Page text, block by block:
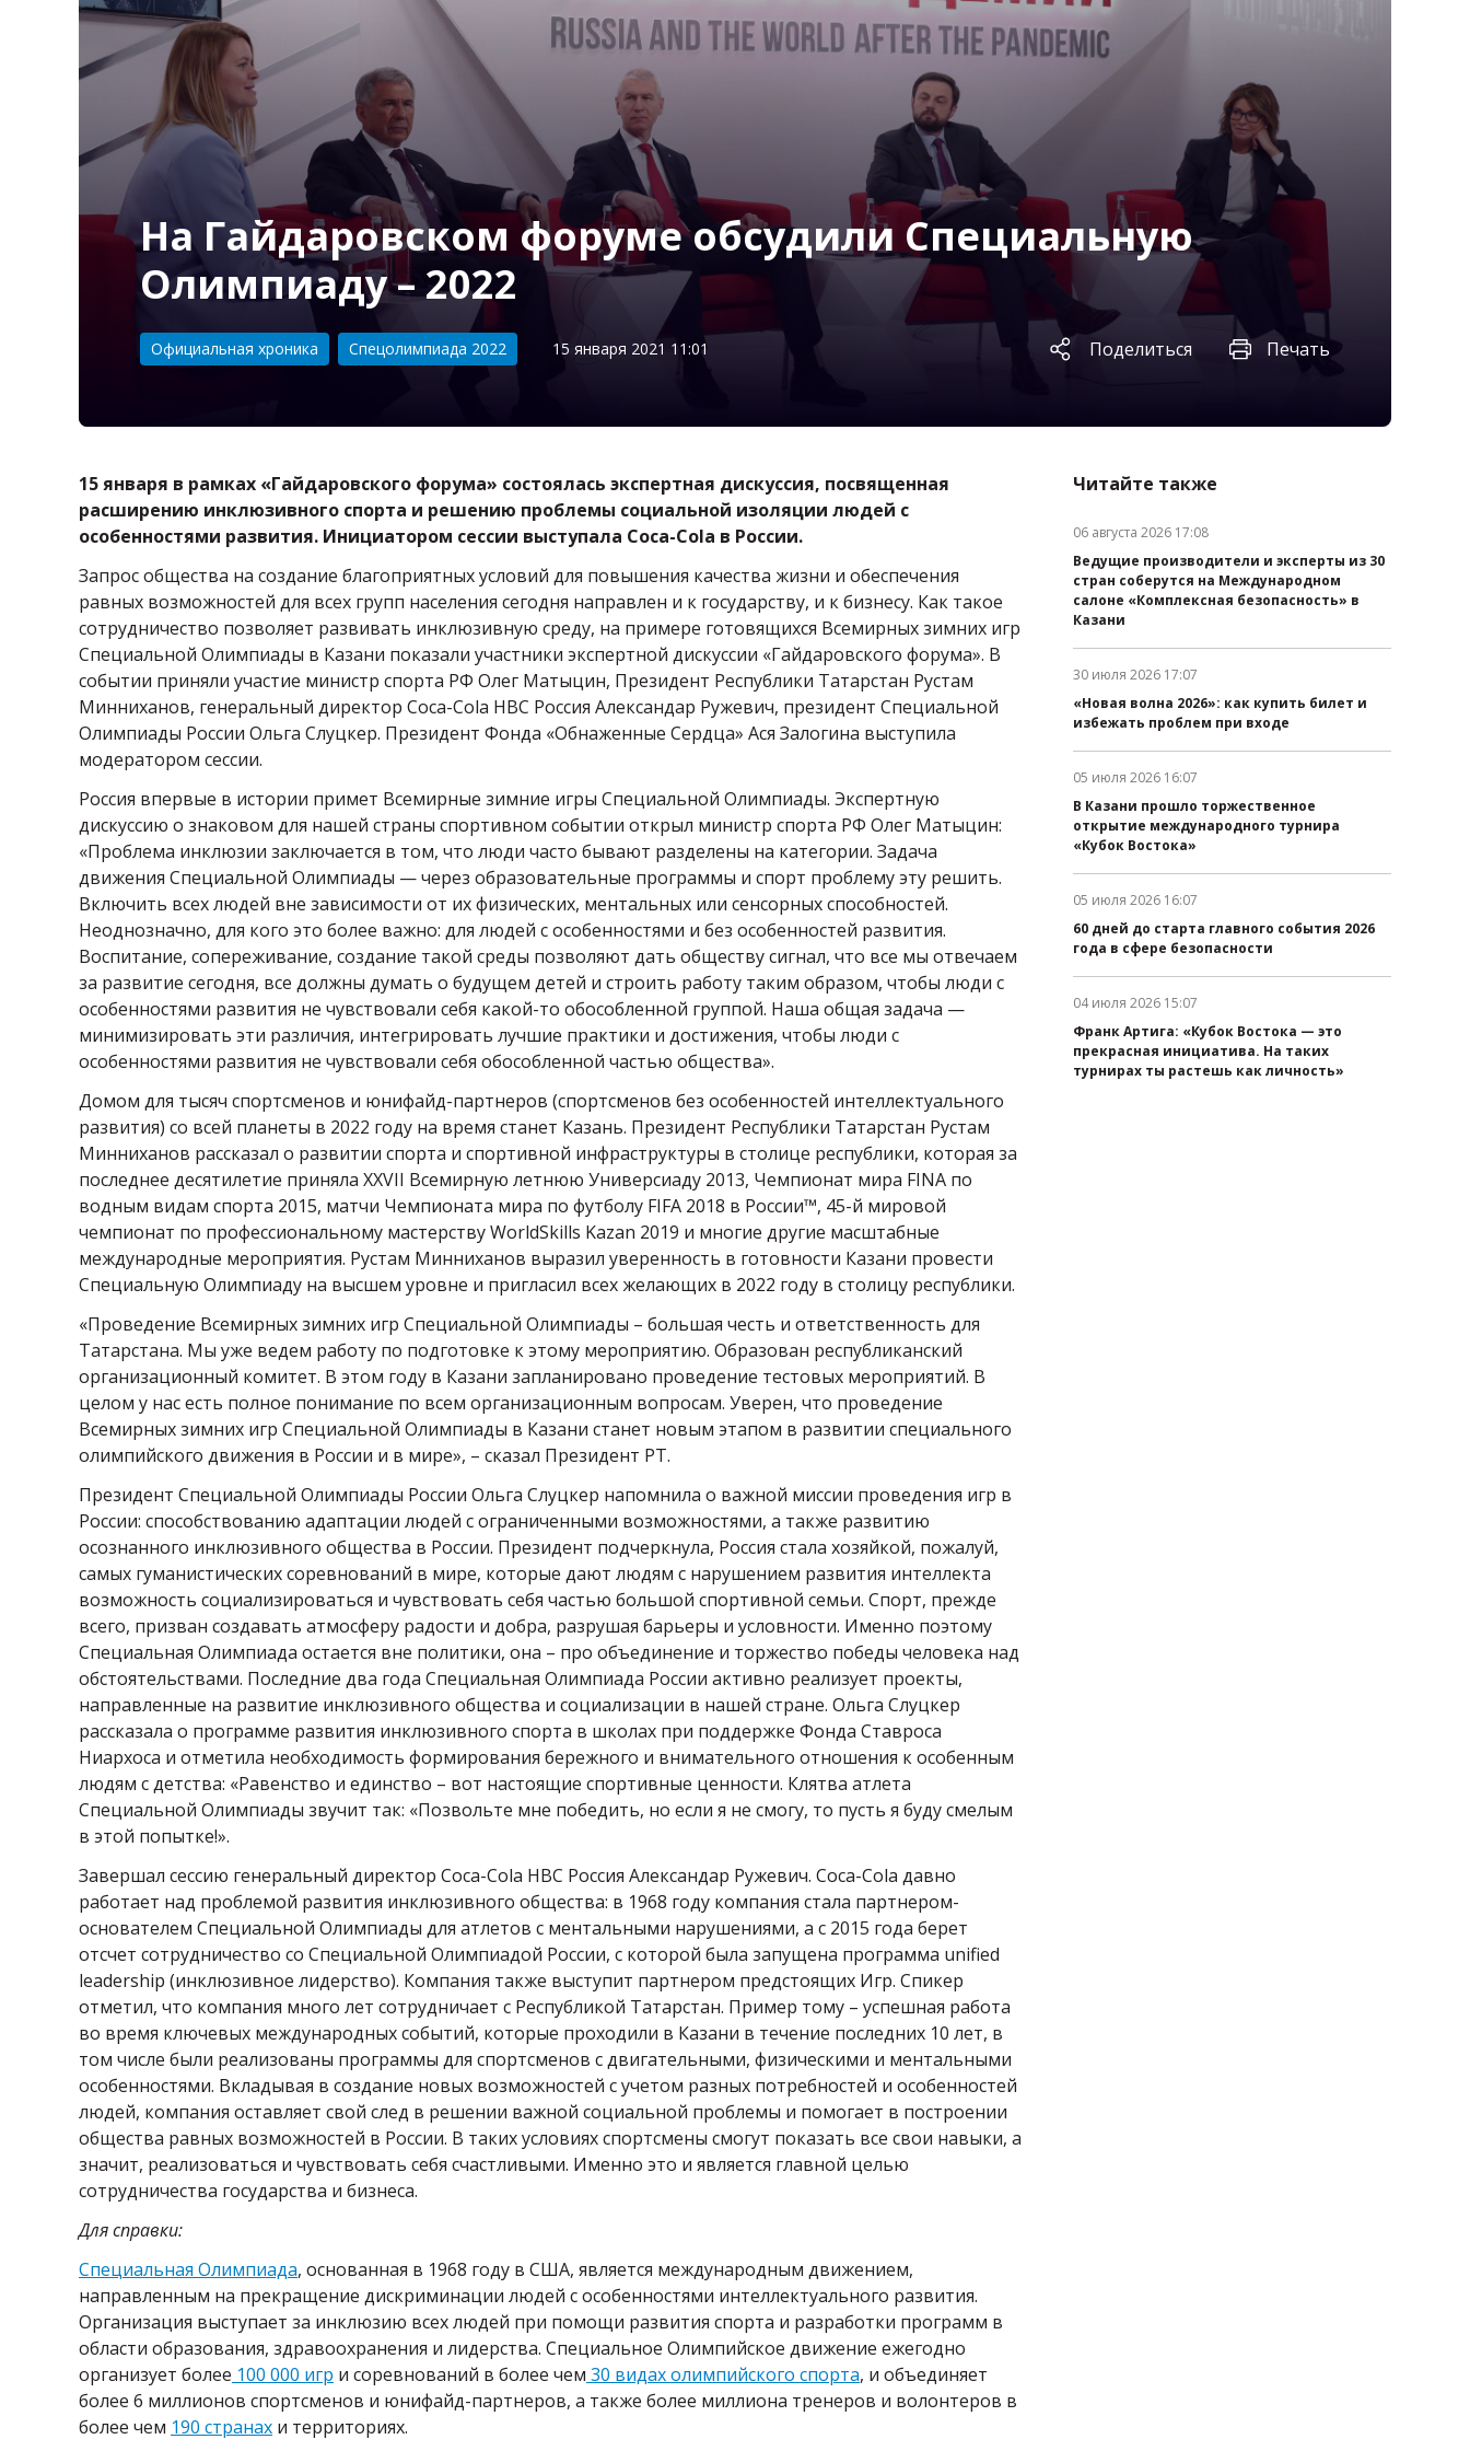
На Гайдаровском форуме обсудили Специальную
Олимпиаду – 2022
Категория:
Официальная хроника Спецолимпиада 2022 15 января 2021 11:01 Поделиться Печать
15 января в рамках «Гайдаровского форума» состоялась экспертная дискуссия, посвященная
расширению инклюзивного спорта и решению проблемы социальной изоляции людей с
особенностями развития. Инициатором сессии выступала Coca-Cola в России.
Запрос общества на создание благоприятных условий для повышения качества жизни и обеспечения
равных возможностей для всех групп населения сегодня направлен и к государству, и к бизнесу. Как такое
сотрудничество позволяет развивать инклюзивную среду, на примере готовящихся Всемирных зимних игр
Специальной Олимпиады в Казани показали участники экспертной дискуссии «Гайдаровского форума». В
событии приняли участие министр спорта РФ Олег Матыцин, Президент Республики Татарстан Рустам
Минниханов, генеральный директор Coca-Cola HBC Россия Александар Ружевич, президент Специальной
Олимпиады России Ольга Слуцкер. Президент Фонда «Обнаженные Сердца» Ася Залогина выступила
модератором сессии.
Россия впервые в истории примет Всемирные зимние игры Специальной Олимпиады. Экспертную
дискуссию о знаковом для нашей страны спортивном событии открыл министр спорта РФ Олег Матыцин:
«Проблема инклюзии заключается в том, что люди часто бывают разделены на категории. Задача
движения Специальной Олимпиады — через образовательные программы и спорт проблему эту решить.
Включить всех людей вне зависимости от их физических, ментальных или сенсорных способностей.
Неоднозначно, для кого это более важно: для людей с особенностями и без особенностей развития.
Воспитание, сопереживание, создание такой среды позволяют дать обществу сигнал, что все мы отвечаем
за развитие сегодня, все должны думать о будущем детей и строить работу таким образом, чтобы люди с
особенностями развития не чувствовали себя какой-то обособленной группой. Наша общая задача —
минимизировать эти различия, интегрировать лучшие практики и достижения, чтобы люди с
особенностями развития не чувствовали себя обособленной частью общества».
Домом для тысяч спортсменов и юнифайд-партнеров (спортсменов без особенностей интеллектуального
развития) со всей планеты в 2022 году на время станет Казань. Президент Республики Татарстан Рустам
Минниханов рассказал о развитии спорта и спортивной инфраструктуры в столице республики, которая за
последнее десятилетие приняла XXVII Всемирную летнюю Универсиаду 2013, Чемпионат мира FINA по
водным видам спорта 2015, матчи Чемпионата мира по футболу FIFA 2018 в России™, 45-й мировой
чемпионат по профессиональному мастерству WorldSkills Kazan 2019 и многие другие масштабные
международные мероприятия. Рустам Минниханов выразил уверенность в готовности Казани провести
Специальную Олимпиаду на высшем уровне и пригласил всех желающих в 2022 году в столицу республики.
«Проведение Всемирных зимних игр Специальной Олимпиады – большая честь и ответственность для
Татарстана. Мы уже ведем работу по подготовке к этому мероприятию. Образован республиканский
организационный комитет. В этом году в Казани запланировано проведение тестовых мероприятий. В
целом у нас есть полное понимание по всем организационным вопросам. Уверен, что проведение
Всемирных зимних игр Специальной Олимпиады в Казани станет новым этапом в развитии специального
олимпийского движения в России и в мире», – сказал Президент РТ.
Президент Специальной Олимпиады России Ольга Слуцкер напомнила о важной миссии проведения игр в
России: способствованию адаптации людей с ограниченными возможностями, а также развитию
осознанного инклюзивного общества в России. Президент подчеркнула, Россия стала хозяйкой, пожалуй,
самых гуманистических соревнований в мире, которые дают людям с нарушением развития интеллекта
возможность социализироваться и чувствовать себя частью большой спортивной семьи. Спорт, прежде
всего, призван создавать атмосферу радости и добра, разрушая барьеры и условности. Именно поэтому
Специальная Олимпиада остается вне политики, она – про объединение и торжество победы человека над
обстоятельствами. Последние два года Специальная Олимпиада России активно реализует проекты,
направленные на развитие инклюзивного общества и социализации в нашей стране. Ольга Слуцкер
рассказала о программе развития инклюзивного спорта в школах при поддержке Фонда Ставроса
Ниархоса и отметила необходимость формирования бережного и внимательного отношения к особенным
людям с детства: «Равенство и единство – вот настоящие спортивные ценности. Клятва атлета
Специальной Олимпиады звучит так: «Позвольте мне победить, но если я не смогу, то пусть я буду смелым
в этой попытке!».
Завершал сессию генеральный директор Coca-Cola HBC Россия Александар Ружевич. Coca-Cola давно
работает над проблемой развития инклюзивного общества: в 1968 году компания стала партнером-
основателем Специальной Олимпиады для атлетов с ментальными нарушениями, а с 2015 года берет
отсчет сотрудничество со Специальной Олимпиадой России, с которой была запущена программа unified
leadership (инклюзивное лидерство). Компания также выступит партнером предстоящих Игр. Спикер
отметил, что компания много лет сотрудничает с Республикой Татарстан. Пример тому – успешная работа
во время ключевых международных событий, которые проходили в Казани в течение последних 10 лет, в
том числе были реализованы программы для спортсменов с двигательными, физическими и ментальными
особенностями. Вкладывая в создание новых возможностей с учетом разных потребностей и особенностей
людей, компания оставляет свой след в решении важной социальной проблемы и помогает в построении
общества равных возможностей в России. В таких условиях спортсмены смогут показать все свои навыки, а
значит, реализоваться и чувствовать себя счастливыми. Именно это и является главной целью
сотрудничества государства и бизнеса.
Для справки:
Специальная Олимпиада, основанная в 1968 году в США, является международным движением,
направленным на прекращение дискриминации людей с особенностями интеллектуального развития.
Организация выступает за инклюзию всех людей при помощи развития спорта и разработки программ в
области образования, здравоохранения и лидерства. Специальное Олимпийское движение ежегодно
организует более 100 000 игр и соревнований в более чем 30 видах олимпийского спорта, и объединяет
более 6 миллионов спортсменов и юнифайд-партнеров, а также более миллиона тренеров и волонтеров в
более чем 190 странах и территориях.
Читайте также
06 августа 2026 17:08
Ведущие производители и эксперты из 30
стран соберутся на Международном
салоне «Комплексная безопасность» в
Казани
30 июля 2026 17:07
«Новая волна 2026»: как купить билет и
избежать проблем при входе
05 июля 2026 16:07
В Казани прошло торжественное
открытие международного турнира
«Кубок Востока»
Дата публикации:
05 июля 2026 16:07
60 дней до старта главного события 2026
года в сфере безопасности
Дата публикации:
04 июля 2026 15:07
Франк Артига: «Кубок Востока — это
прекрасная инициатива. На таких
турнирах ты растешь как личность»